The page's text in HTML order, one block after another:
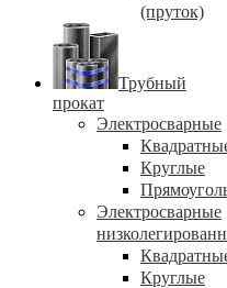
(пруток)
Трубный
прокат
Электросварные
Круглые
Электросварные
Круглые